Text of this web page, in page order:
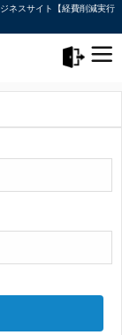
ネスサイト【経費削減実行